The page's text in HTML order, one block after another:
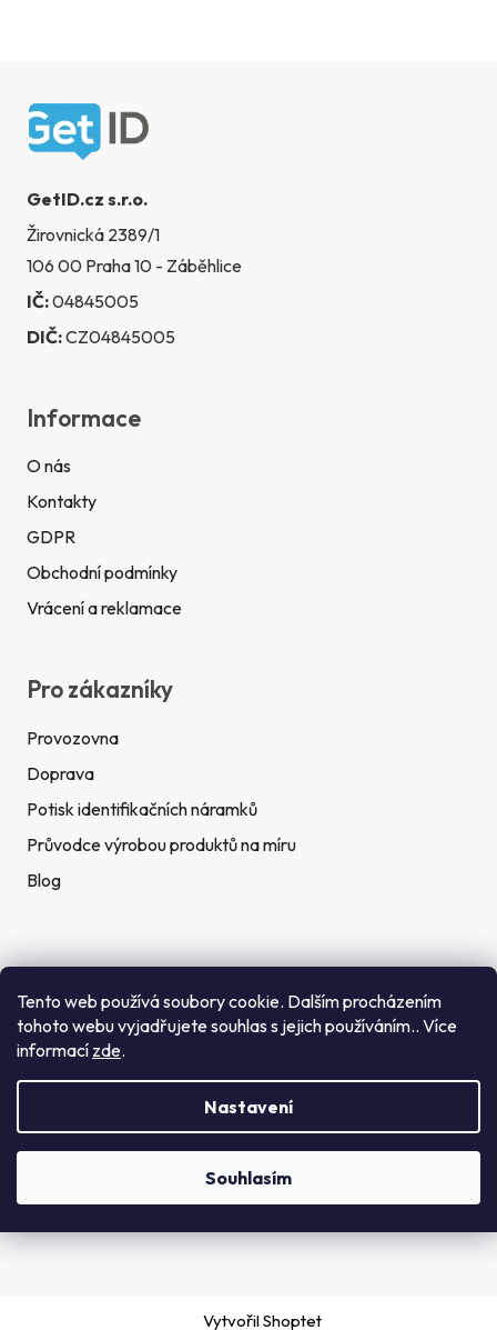
Tento web používá soubory cookie. Dalším procházením
tohoto webu vyjadřujete souhlas s jejich používáním.. Více
informací zde.
Nastavení
Souhlasím
Zápatí
GetID.cz s.r.o.
Žirovnická 2389/1
106 00 Praha 10 - Záběhlice
IČ:04845005
DIČ:CZ04845005
Informace
O nás
Kontakty
GDPR
Obchodní podmínky
Vrácení a reklamace
Pro zákazníky
Provozovna
Doprava
Potisk identifikačních náramků
Průvodce výrobou produktů na míru
Blog
Rychlé kontakty
Telefon:
(+420) 272 702 212
Vytvořil Shoptet